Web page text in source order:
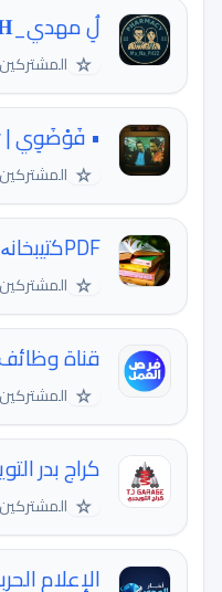
لُِ مهدي_𝐏𝐇
☆ المشتركين:
• فَوْضَوِي | messy •
☆ المشتركين:
PDFكتيبخانەى بۆتانى
☆ المشتركين:
قناة
☆ المشتركين:
كراج بدر
☆ المشتركين:
الإعلام